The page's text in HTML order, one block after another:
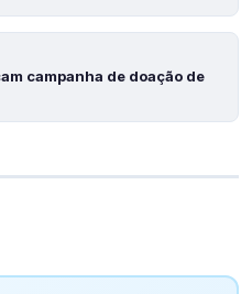
campanha de doação de